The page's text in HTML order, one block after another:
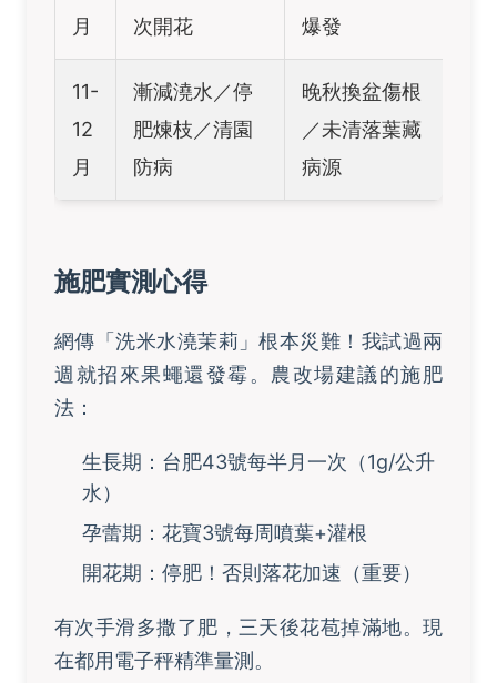
月 次開花 爆發
11-
12
月
漸減澆水／停
肥煉枝／清園
防病
晚秋換盆傷根
／未清落葉藏
病源
施肥實測心得
網傳「洗米水澆茉莉」根本災難！我試過兩
週就招來果蠅還發霉。農改場建議的施肥
法：
生長期：台肥43號每半月一次（1g/公升
水）
孕蕾期：花寶3號每周噴葉+灌根
開花期：停肥！否則落花加速（重要）
有次手滑多撒了肥，三天後花苞掉滿地。現
在都用電子秤精準量測。